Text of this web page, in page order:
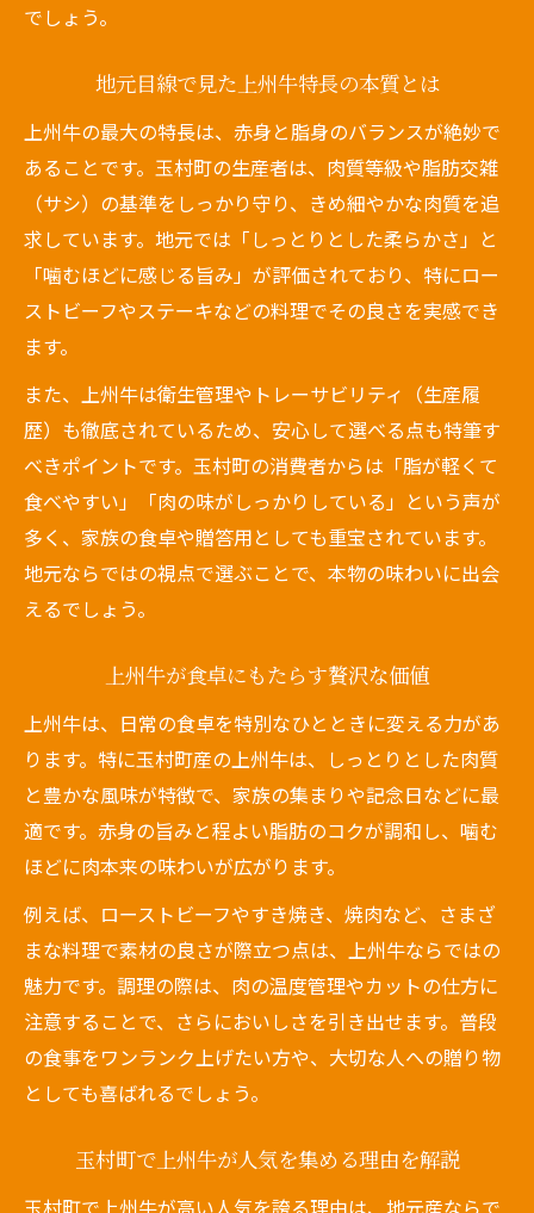
上州牛の選び方と品質基準を学ぶ
上州牛を選ぶ際の品質基準と見極め方
上州牛の等級制度と公式基準を解説
家族に安心な上州牛を選ぶコツとは
上州牛の購入時に確認すべきポイント
上州牛のランクや等級と美味しさの関係
上州牛が特別なおもてなしに選ばれる理由
上州牛の安全性と衛生管理の取り組み
家族や来客に上州牛を勧めたいポイント
上州牛の美味しさで叶える贅沢な時間
上州牛を使った特別な日の楽しみ方
でしょう。
地元目線で見た上州牛特長の本質とは
上州牛の最大の特長は、赤身と脂身のバランスが絶妙で
あることです。玉村町の生産者は、肉質等級や脂肪交雑
（サシ）の基準をしっかり守り、きめ細やかな肉質を追
求しています。地元では「しっとりとした柔らかさ」と
「噛むほどに感じる旨み」が評価されており、特にロー
ストビーフやステーキなどの料理でその良さを実感でき
ます。
また、上州牛は衛生管理やトレーサビリティ（生産履
歴）も徹底されているため、安心して選べる点も特筆す
べきポイントです。玉村町の消費者からは「脂が軽くて
食べやすい」「肉の味がしっかりしている」という声が
多く、家族の食卓や贈答用としても重宝されています。
地元ならではの視点で選ぶことで、本物の味わいに出会
えるでしょう。
上州牛が食卓にもたらす贅沢な価値
上州牛は、日常の食卓を特別なひとときに変える力があ
ります。特に玉村町産の上州牛は、しっとりとした肉質
と豊かな風味が特徴で、家族の集まりや記念日などに最
適です。赤身の旨みと程よい脂肪のコクが調和し、噛む
ほどに肉本来の味わいが広がります。
例えば、ローストビーフやすき焼き、焼肉など、さまざ
まな料理で素材の良さが際立つ点は、上州牛ならではの
魅力です。調理の際は、肉の温度管理やカットの仕方に
注意することで、さらにおいしさを引き出せます。普段
の食事をワンランク上げたい方や、大切な人への贈り物
としても喜ばれるでしょう。
玉村町で上州牛が人気を集める理由を解説
玉村町で上州牛が高い人気を誇る理由は、地元産ならで